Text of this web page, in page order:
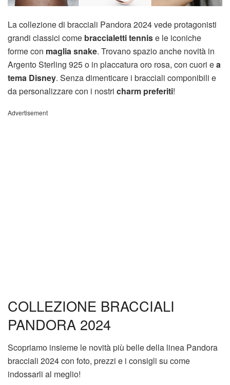
La collezione di bracciali Pandora 2024 vede protagonisti
grandi classici come braccialetti tennise le iconiche
forme con maglia snake. Trovano spazio anche novità in
Argento Sterling 925 o in placcatura oro rosa, con cuori ea
tema Disney. Senza dimenticare i bracciali componibili e
da personalizzare con i nostri charm preferiti!
Advertisement
COLLEZIONE BRACCIALI
PANDORA 2024
Scopriamo insieme le novità più belle della linea Pandora
bracciali 2024 con foto, prezzi e i consigli su come
indossarli al meglio!